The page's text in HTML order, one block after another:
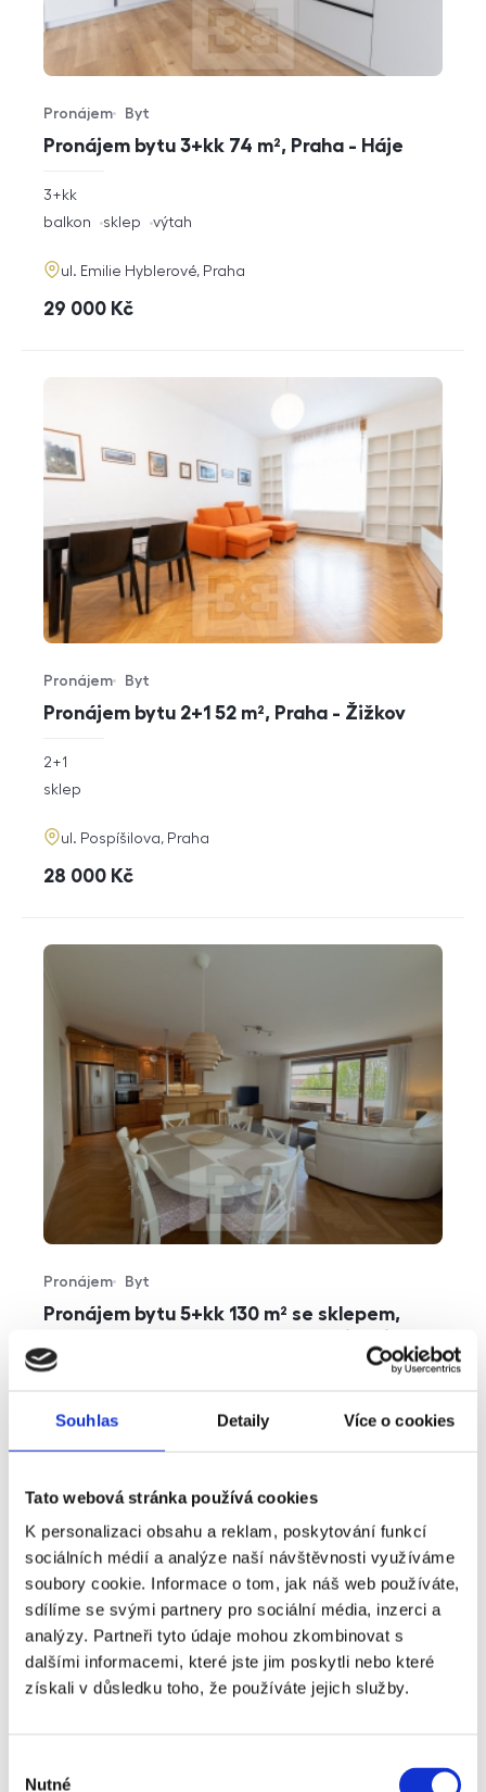
Souhlas Detaily Více o cookies
Tato webová stránka používá cookies
K personalizaci obsahu a reklam, poskytování funkcí
sociálních médií a analýze naší návštěvnosti využíváme
soubory cookie. Informace o tom, jak náš web používáte,
sdílíme se svými partnery pro sociální média, inzerci a
analýzy. Partneři tyto údaje mohou zkombinovat s
dalšími informacemi, které jste jim poskytli nebo které
získali v důsledku toho, že používáte jejich služby.
Nutné
Pronájem bytu 3+kk 74 m², Praha - Háje
Typ nabídky
Pronájem
Typ nemovitosti
Byt
rozměry
3+kk
funkce
balkon sklep výtah
adresa
ul. Emilie Hyblerové, Praha
cena
29 000 Kč
Pronájem bytu 2+1 52 m², Praha - Žižkov
Typ nabídky
Pronájem
Typ nemovitosti
Byt
rozměry
2+1
funkce
sklep
adresa
ul. Pospíšilova, Praha
cena
28 000 Kč
Pronájem bytu 5+kk 130 m² se sklepem,
Typ nabídky
Pronájem
Typ nemovitosti
Byt
funkce
parkování sklep výtah
cena
49 000 Kč